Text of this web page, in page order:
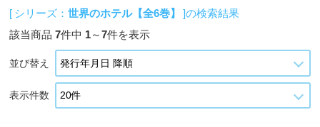
[ シリーズ：世界のホテル【全6巻】
]の検索結果
該当商品7件中 1～7件を表示
並び替え
表示件数